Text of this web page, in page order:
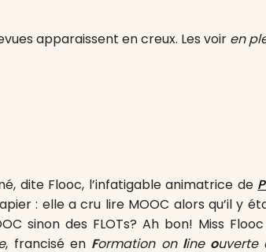
apparaissent en creux. Les voir en
dite Flooc, l’infatigable animatrice de
: elle a cru lire MOOC alors qu’il y
sinon des FLOTs? Ah bon! Miss
, francisé en Formation on line ouverte